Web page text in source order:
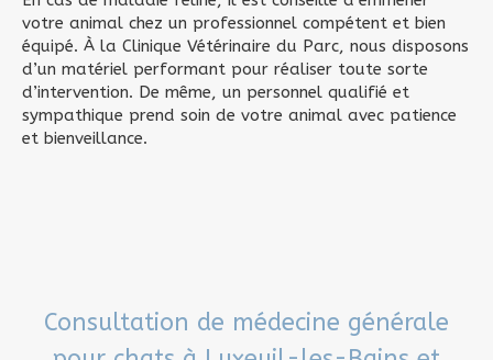
votre animal chez un professionnel compétent et bien
équipé. À la Clinique Vétérinaire du Parc, nous disposons
d’un matériel performant pour réaliser toute sorte
d’intervention. De même, un personnel qualifié et
sympathique prend soin de votre animal avec patience
et bienveillance.
Consultation de médecine générale